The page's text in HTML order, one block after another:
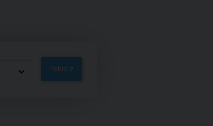
Pobierz